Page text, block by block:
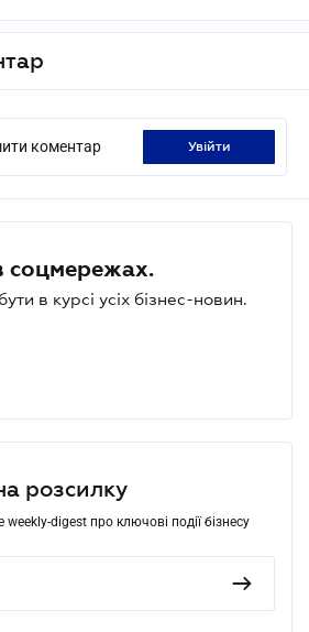
коментар увійти
соцмережах.
в курсі усіх бізнес-новин.
розсилку
digest про ключові події бізнесу